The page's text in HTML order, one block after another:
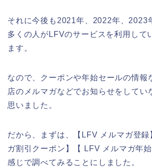
それに今後も2021年、2022年、2023
多くの人がLFVのサービスを利用して
ます。
なので、クーポンや年始セールの情報
店のメルマガなどでお知らせをしてい
思いました。
だから、まずは、【LFV メルマガ登
ガ割引クーポン】【 LFV メルマガ年
感じで調べてみることにしました。